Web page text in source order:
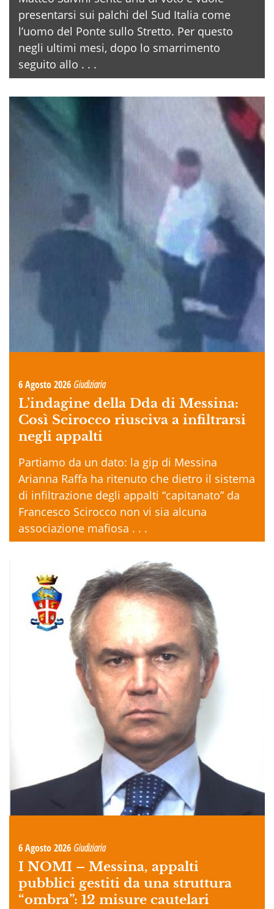
presentarsi sui palchi del Sud Italia come
l’uomo del Ponte sullo Stretto. Per questo
negli ultimi mesi, dopo lo smarrimento
seguito allo . . .
6 Agosto 2026 Giudiziaria
L’indagine della Dda di Messina:
Così Scirocco riusciva a infiltrarsi
negli appalti
Partiamo da un dato: la gip di Messina
Arianna Raffa ha ritenuto che dietro il sistema
di infiltrazione degli appalti “capitanato” da
Francesco Scirocco non vi sia alcuna
associazione mafiosa . . .
6 Agosto 2026 Giudiziaria
I NOMI – Messina, appalti
pubblici gestiti da una struttura
“ombra”: 12 misure cautelari